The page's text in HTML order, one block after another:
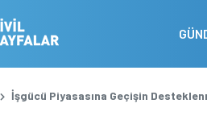
İşgücü Piyasasına Geçişin